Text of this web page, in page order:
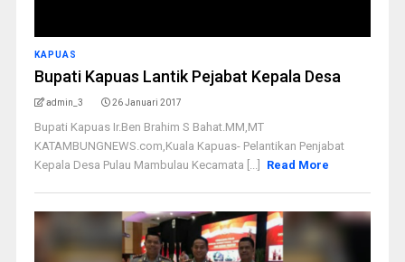
KAPUAS
Bupati Kapuas Lantik Pejabat Kepala Desa
admin_3 26 Januari 2017
Bupati Kapuas Ir.Ben Brahim S Bahat.MM,MT
KATAMBUNGNEWS.com,Kuala Kapuas- Pelantikan Penjabat
Kepala Desa Pulau Mambulau Kecamata [...]
Read More